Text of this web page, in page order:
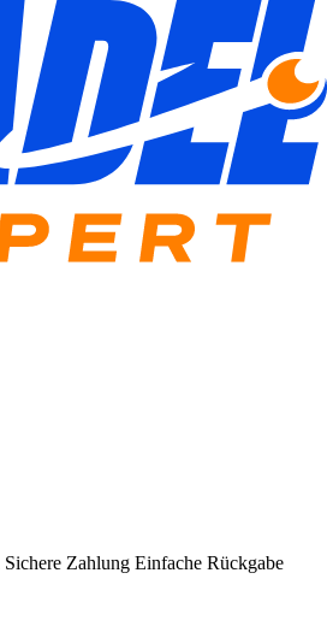
Sichere Zahlung Einfache Rückgabe